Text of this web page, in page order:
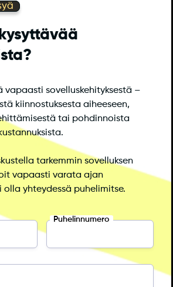
vapaasti sovelluskehityksestä –
kiinnostuksesta aiheeseen,
tai pohdinnoista
tarkemmin sovelluksen
vapaasti varata ajan
olla yhteydessä puhelimitse.
Puhelinnumero